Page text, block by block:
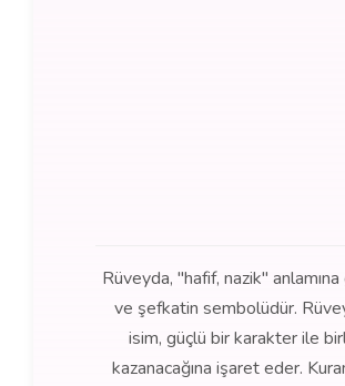
Rüveyda, "hafif, nazik"
ve şefkatin sembolüdür.
isim, güçlü bir karakter ile
kazanacağına işaret eder.